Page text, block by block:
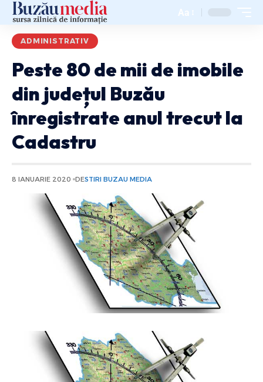
Aa
ADMINISTRATIV
Peste 80 de mii de imobile
din județul Buzău
înregistrate anul trecut la
Cadastru
8 IANUARIE 2020 DESTIRI BUZAU MEDIA